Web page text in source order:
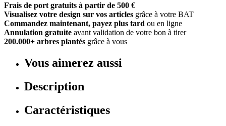
Frais de port gratuits à partir de 500 €
Visualisez votre design sur vos articles grâce à votre BAT
Commandez maintenant, payez plus tard ou en ligne
Annulation gratuite avant validation de votre bon à tirer
200.000+ arbres plantés grâce à vous
Vous aimerez aussi
Description
Caractéristiques